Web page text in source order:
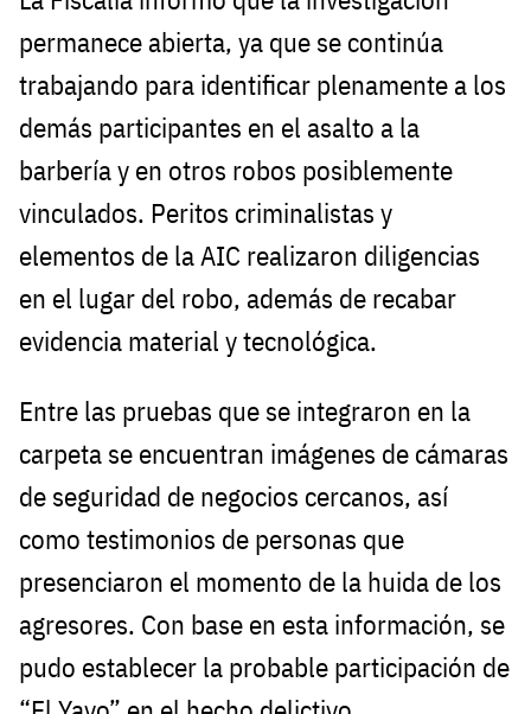
permanece abierta, ya que se continúa
trabajando para identificar plenamente a los
demás participantes en el asalto a la
barbería y en otros robos posiblemente
vinculados. Peritos criminalistas y
elementos de la AIC realizaron diligencias
en el lugar del robo, además de recabar
evidencia material y tecnológica.
Entre las pruebas que se integraron en la
carpeta se encuentran imágenes de cámaras
de seguridad de negocios cercanos, así
como testimonios de personas que
presenciaron el momento de la huida de los
agresores. Con base en esta información, se
pudo establecer la probable participación de